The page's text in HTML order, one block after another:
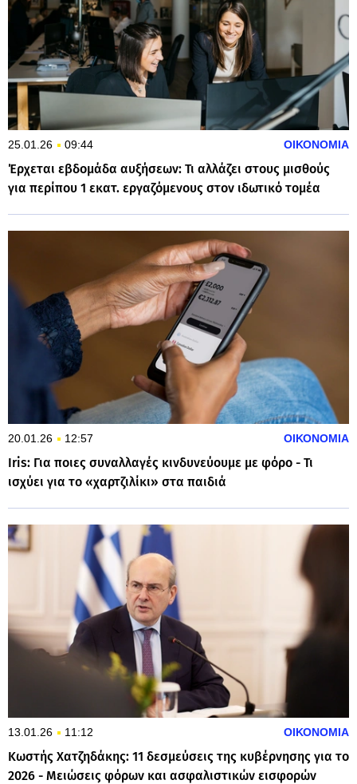
25.01.26 09:44 ΟΙΚΟΝΟΜΙΑ
Έρχεται εβδομάδα αυξήσεων: Τι αλλάζει στους μισθούς
για περίπου 1 εκατ. εργαζόμενους στον ιδωτικό τομέα
20.01.26 12:57 ΟΙΚΟΝΟΜΙΑ
Iris: Για ποιες συναλλαγές κινδυνεύουμε με φόρο - Τι
ισχύει για το «χαρτζιλίκι» στα παιδιά
13.01.26 11:12 ΟΙΚΟΝΟΜΙΑ
Κωστής Χατζηδάκης: 11 δεσμεύσεις της κυβέρνησης για το
2026 - Μειώσεις φόρων και ασφαλιστικών εισφορών